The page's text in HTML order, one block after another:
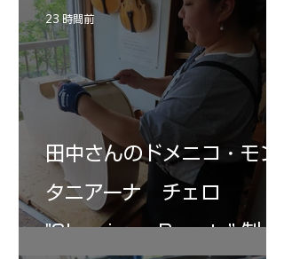
田中さんのドメニコ・モン
タニアーナ チェロ
"Sleeping・Beauty” 制作
23 時間前